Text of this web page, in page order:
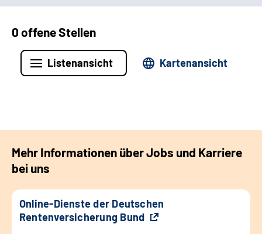
0 offene Stellen
Listenansicht Kartenansicht
Mehr Informationen über Jobs und Karriere
bei uns
Online-Dienste der Deutschen
Rentenversicherung Bund